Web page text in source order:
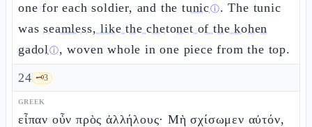
one for each soldier, and thetunicⓘ. The tunic
wasseamless, like the chetonet of the kohen
gadolⓘ, woven whole in one piece from the top.
24 🗝️3
GREEK
εἶπαν οὖν πρὸς ἀλλήλους· Μὴ σχίσωμεν αὐτόν,